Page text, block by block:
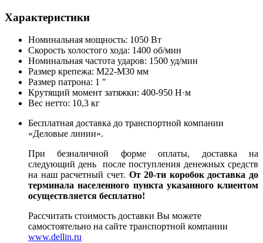
Характеристики
Номинальная мощность: 1050 Вт
Скорость холостого хода: 1400 об/мин
Номинальная частота ударов: 1500 уд/мин
Размер крепежа: M22-M30 мм
Размер патрона: 1 ″
Крутящий момент затяжки: 400-950 Н·м
Вес нетто: 10,3 кг
Бесплатная доставка до транспортной компании
«Деловые линии».
При безналичной форме оплаты, доставка на
следующий день после поступления денежных средств
на наш расчетный счет. От 20-ти коробок доставка до
терминала населенного пункта указанного клиентом
осуществляется бесплатно!
Рассчитать стоимость доставки Вы можете
самостоятельно на сайте транспортной компании
www.dellin.ru